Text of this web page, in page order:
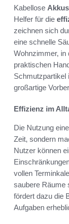
Kabellose
Helfer für die
zeichnen sich
eine schnelle
Wohnzimmer, in
praktischen
Schmutzpartikel
großartige
Effizienz im
Die Nutzung
Zeit, sondern
Nutzer können
vollen
saubere Räume
fördert dazu die
Aufgaben